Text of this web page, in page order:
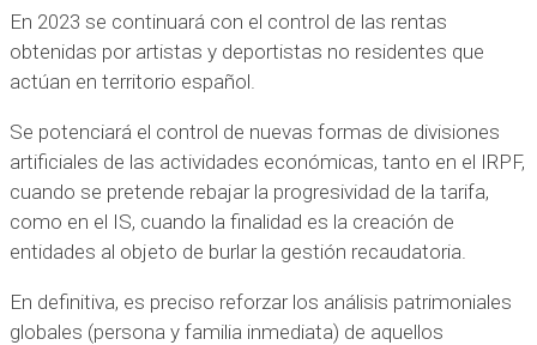
En 2023 se continuará con el control de las rentas
obtenidas por artistas y deportistas no residentes que
actúan en territorio español.
Se potenciará el control de nuevas formas de divisiones
artificiales de las actividades económicas, tanto en el IRPF,
cuando se pretende rebajar la progresividad de la tarifa,
como en el IS, cuando la finalidad es la creación de
entidades al objeto de burlar la gestión recaudatoria.
En definitiva, es preciso reforzar los análisis patrimoniales
globales (persona y familia inmediata) de aquellos